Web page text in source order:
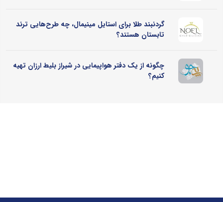
گردنبند طلا برای استایل مینیمال، چه طرح‌هایی ترند
تابستان هستند؟
چگونه از یک دفتر هواپیمایی در شیراز بلیط ارزان تهیه
کنیم؟